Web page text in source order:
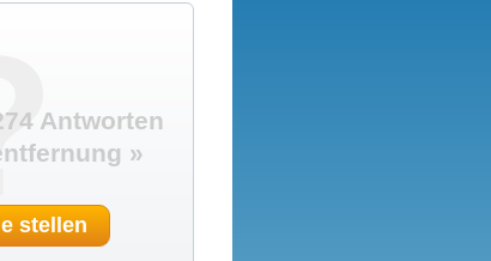
Antworten
»
stellen